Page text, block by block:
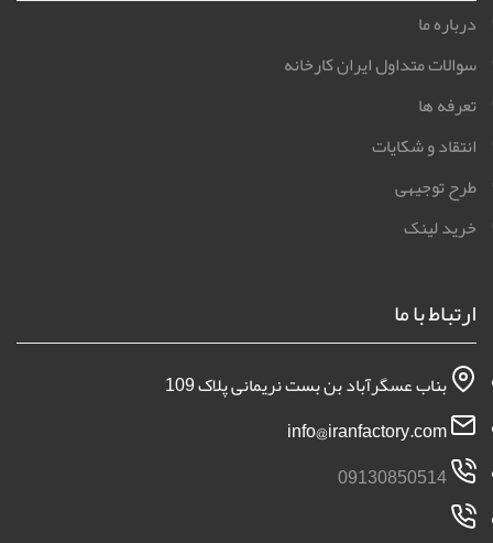
درباره ما
سوالات متداول ایران کارخانه
تعرفه ها
انتقاد و شکایات
طرح توجیهی
خرید لینک
ارتباط با ما
بناب عسگرآباد بن بست نریمانی پلاک 109
09130850514